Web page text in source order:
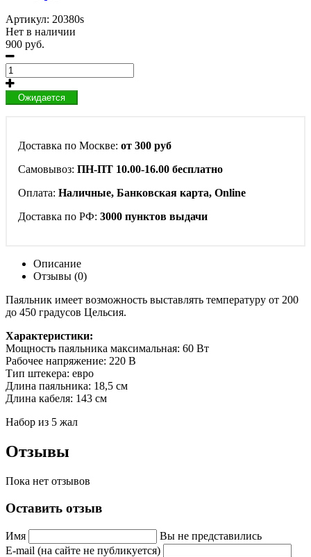
Артикул: 20380s
Нет в наличии
900 руб.
Ожидается
Доставка по Москве: от 300 руб
Самовывоз: ПН-ПТ 10.00-16.00 бесплатно
Оплата: Наличные, Банковская карта, Online
Доставка по РФ: 3000 пунктов выдачи
Описание
Отзывы (0)
Паяльник имеет возможность выставлять температуру от 200
до 450 градусов Цельсия.
Характеристики:
Мощность паяльника максимальная: 60 Вт
Рабочее напряжение: 220 В
Тип штекера: евро
Длина паяльника: 18,5 см
Длина кабеля: 143 см
Набор из 5 жал
Отзывы
Пока нет отзывов
Оставить отзыв
Имя
Вы не представились
E-mail (на сайте не публикуется)